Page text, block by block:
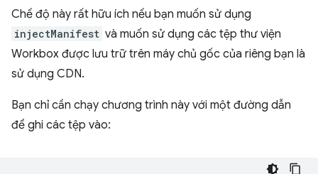
Chế độ này rất hữu ích nếu bạn muốn sử dụng
injectManifest và muốn sử dụng các tệp thư viện
Workbox được lưu trữ trên máy chủ gốc của riêng bạn là
sử dụng CDN.
Bạn chỉ cần chạy chương trình này với một đường dẫn
để ghi các tệp vào: